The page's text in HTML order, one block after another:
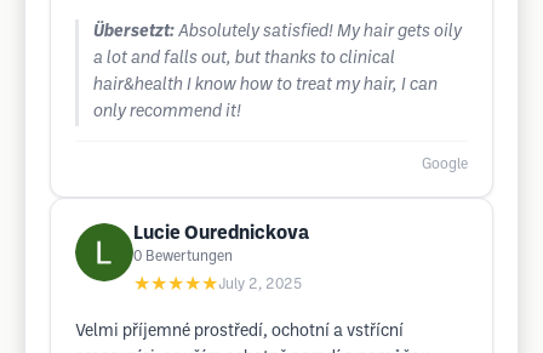
Übersetzt: Absolutely satisfied! My hair gets oily
a lot and falls out, but thanks to clinical
hair&health I know how to treat my hair, I can
only recommend it!
Google
Lucie Ourednickova
0 Bewertungen
★★★★★July 2, 2025
Velmi příjemné prostředí, ochotní a vstřícní